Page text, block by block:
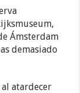
Ámsterdam
demasiado
atardecer